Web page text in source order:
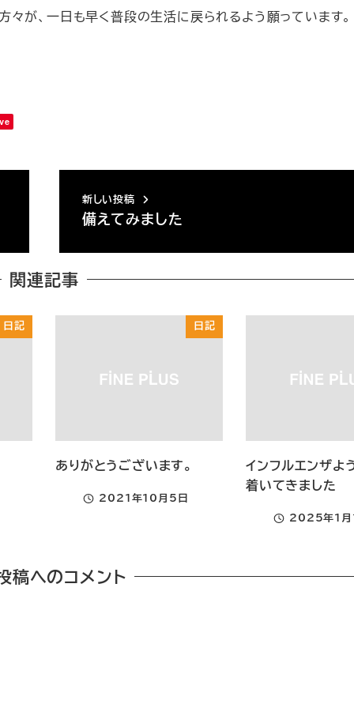
が、一日も早く普段の生活に戻られるよう願っています。
新しい投稿
備えてみました
関連記事
日記 日記
ありがとうございます。
投稿日
2021年10月5日
インフルエンザよ
着いてきました
投稿日
2025年1月
稿へのコメント